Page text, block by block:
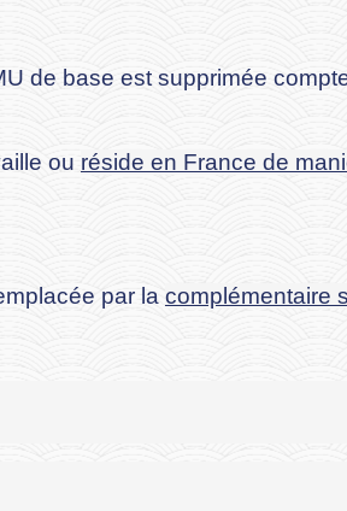
de base est supprimée
ou réside en France de
par la complémentaire